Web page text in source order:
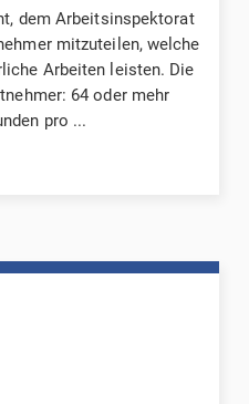
dem Arbeitsinspektorat
mitzuteilen, welche
Arbeiten leisten. Die
64 oder mehr
pro ...